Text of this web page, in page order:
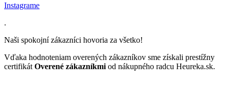
Instagrame
.
Naši spokojní zákazníci hovoria za všetko!
Vďaka hodnoteniam overených zákazníkov sme získali prestížny
certifikát Overené zákazníkmi od nákupného radcu Heureka.sk.